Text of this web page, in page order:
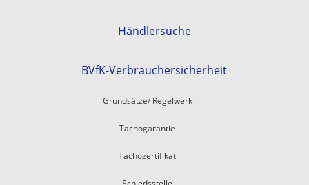
Händlersuche
BVfK-Verbrauchersicherheit
Grundsätze/ Regelwerk
Tachogarantie
Tachozertifikat